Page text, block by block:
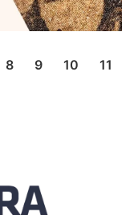
8 9 10 11